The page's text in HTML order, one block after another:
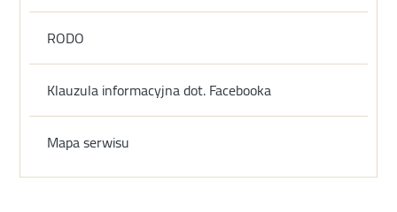
RODO
Klauzula informacyjna dot. Facebooka
Mapa serwisu